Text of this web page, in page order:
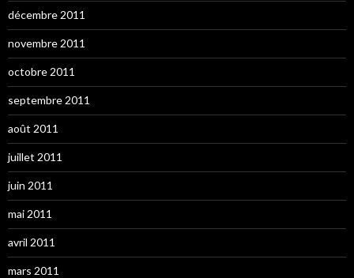
décembre 2011
novembre 2011
octobre 2011
septembre 2011
août 2011
juillet 2011
juin 2011
mai 2011
avril 2011
mars 2011